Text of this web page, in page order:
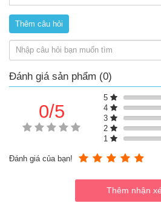
Đặc điểm nổi bật của xe đẩy 2 chiều
Pro
Phần khoang ngồi được làm hơi
thoải mái như đang nằm trong vòng
Chỗ tựa đầu rộng, hạn chế việc bé bị
Độ cao của xe vừa phải, khoảng
bé thoải mái chơi đùa mà không sợ
Tay đẩy có thể điều chỉnh linh hoạt
Mái vòm rộng, hỗ trợ che nắng,
tháo rời tùy ý.
Ở phiên bản nâng cấp này, xe có
gác chân và túi đựng đồ.
Đánh giá sản phẩm (0)
0/5
5
4
3
2
1
Đánh giá của bạn!